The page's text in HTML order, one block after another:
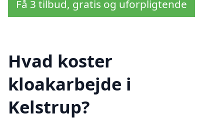
Få 3 tilbud, gratis og uforpligtende
Hvad koster
kloakarbejde i
Kelstrup?